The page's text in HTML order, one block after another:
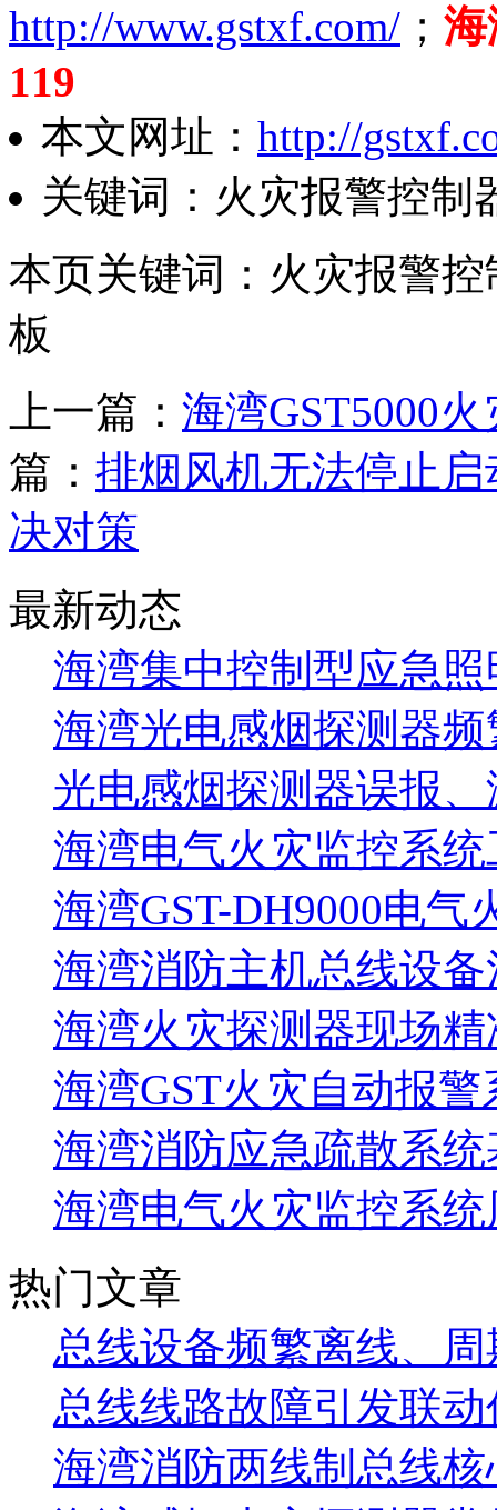
http://www.gstxf.com/ ； 海
119
本文网址： http://
关键词：火灾报警控制
本页关键词：火灾报警
板
上一篇： 海湾GST5000
篇： 排烟风机无法停止
决对策
最新动态
海湾集中控制型应急照
海湾光电感烟探测器
光电感烟探测器误报
海湾电气火灾监控系统
海湾GST-DH9000电气
海湾消防主机总线设备
海湾火灾探测器现场
海湾GST火灾自动报警
海湾消防应急疏散系统
海湾电气火灾监控系
热门文章
总线设备频繁离线、
总线线路故障引发联
海湾消防两线制总线